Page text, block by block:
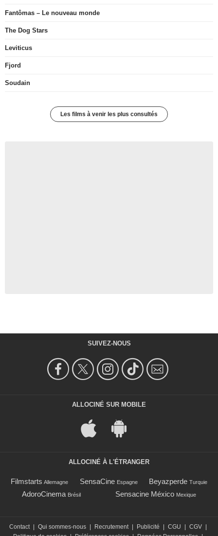
Fantômas – Le nouveau monde
The Dog Stars
Leviticus
Fjord
Soudain
Les films à venir les plus consultés
SUIVEZ-NOUS
ALLOCINÉ SUR MOBILE
ALLOCINÉ À L'ÉTRANGER
Filmstarts Allemagne SensaCine Espagne Beyazperde Turquie
AdoroCinema Brésil Sensacine México Mexique
Contact Qui sommes-nous Recrutement Publicité CGU CGV